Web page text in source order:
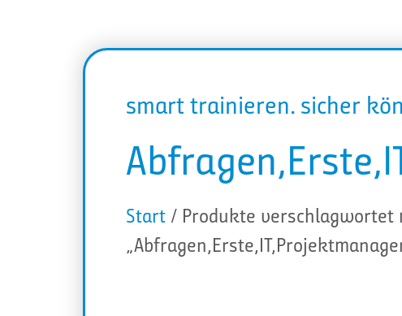
smart trainieren. sicher
Start / Produkte verschlagwortet